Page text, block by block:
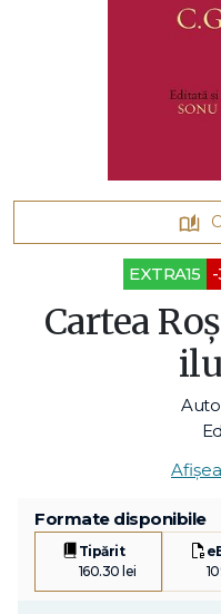
EXTRA15
Cartea
Formate disponibile
Tipărit
160.30 lei